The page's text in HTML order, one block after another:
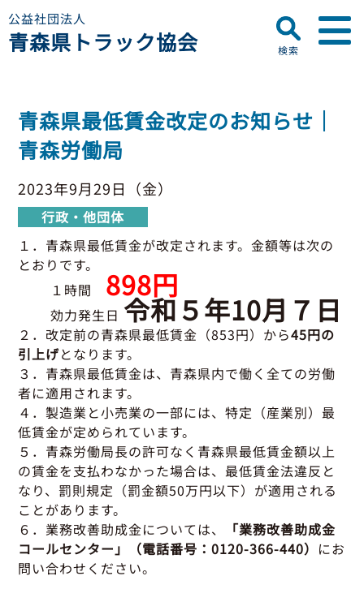
公益社団法人
青森県トラック協会
プロフィール
ディスクロージャー
お知らせ
青森県トラック協会
行政・他団体
助成・補助金
適正化事業
セミナー・研修
適正化事業 ▼
適正化事業について
Gマーク制度について
巡回指導について
運行管理者・整備管理者
適正化だより
会員専用ページ ▼
初任運転者特別指導教育
グッドラーニング
運送申込・書面化アプリ
利用申し込み
活動報告・協会報
貸出用ビデオライブラリ
会員メール登録・会員情報変更
保有車両台数変更
一般の皆さまへ ▼
トラック輸送の役割
緑ナンバートラックとは
Gマークとは
引越安心マークとは
協会の活動
入会のご案内
プライバシーポリシー
お問い合わせ
検索
青森県最低賃金改定のお知らせ｜
青森労働局
2023年9月29日（金）
行政・他団体
１．青森県最低賃金が改定されます。金額等は次の
とおりです。
１時間 898円
効力発生日令和５年10月７日
２．改定前の青森県最低賃金（853円）から45円の
引上げとなります。
３．青森県最低賃金は、青森県内で働く全ての労働
者に適用されます。
４．製造業と小売業の一部には、特定（産業別）最
低賃金が定められています。
５．青森労働局長の許可なく青森県最低賃金額以上
の賃金を支払わなかった場合は、最低賃金法違反と
なり、罰則規定（罰金額50万円以下）が適用される
ことがあります。
６．業務改善助成金については、
「業務改善助成金
コールセンター」（電話番号：0120-366-440） にお
問い合わせください。